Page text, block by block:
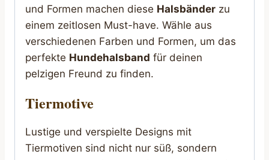
und Formen machen diese Halsbänder zu
einem zeitlosen Must-have. Wähle aus
verschiedenen Farben und Formen, um das
perfekte Hundehalsband für deinen
pelzigen Freund zu finden.
Tiermotive
Lustige und verspielte Designs mit
Tiermotiven sind nicht nur süß, sondern